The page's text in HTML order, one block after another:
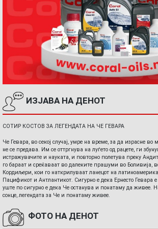
ИЗЈАВА НА ДЕНОТ
СОТИР КОСТОВ ЗА ЛЕГЕНДАТА НА ЧЕ ГЕВАРА
Че Гевара, во секој случај, умре на време, за да израсне во
не се предава. Им се оттргнува на луѓето од рацете, ги
истражувачите и науката, и повторно полетува преку
го бараат и среќаваат во далеките прашуми во Боливија,
Кордиљери, кои го наткрилуваат ланецот на
Пацификот и Антлантикот. Сигурно е дека Ернесто Гевара
уште по сигурно е дека Че останува и понатаму да живее.
сонце, легендата за Че и понатаму живее.
ФОТО НА ДЕНОТ